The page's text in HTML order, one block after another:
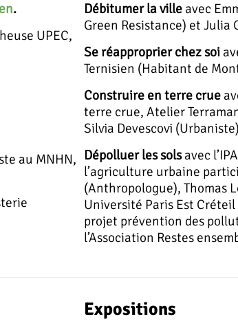
.
UPEC,
au MNHN,
Débitumer la ville avec
Green Resistance) et Julia
Se réapproprier chez soi
Ternisien (Habitant de
Construire en terre crue
terre crue, Atelier
Silvia Devescovi (Urbaniste)
Dépolluer les solsavec
l’agriculture urbaine
(Anthropologue), Thomas
Université Paris Est Créteil
projet prévention des
l’Association Restes
Expositions